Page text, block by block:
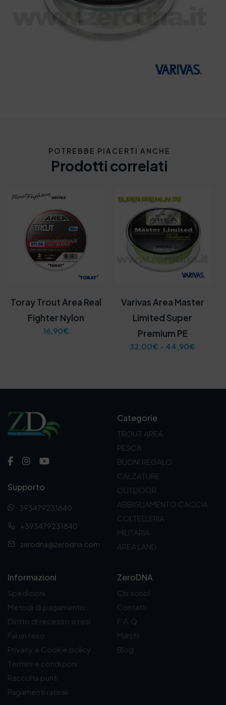
POTREBBE PIACERTI ANCHE
Prodotti correlati
Toray Trout Area Real
Fighter Nylon
16,90€
Varivas Area Master
Limited Super
Premium PE
32,00€ - 44,90€
3
Supporto
393479231840
+393479231840
zerodna@zerodna.com
Categorie
TROUT AREA
PESCA
BUONI REGALO
CALZATURE
OUTDOOR
ABBIGLIAMENTO CACCIA
COLTELLERIA
MILITARIA
AREA LAND
Informazioni
Spedizioni
Metodi di pagamento
Diritto di recesso e resi
Fai un reso
Privacy e Cookie policy
Termini e condizioni
Raccolta punti
Pagamenti rateali
ZeroDNA
Chi sono!
Contatti
F.A.Q.
Marchi
Blog